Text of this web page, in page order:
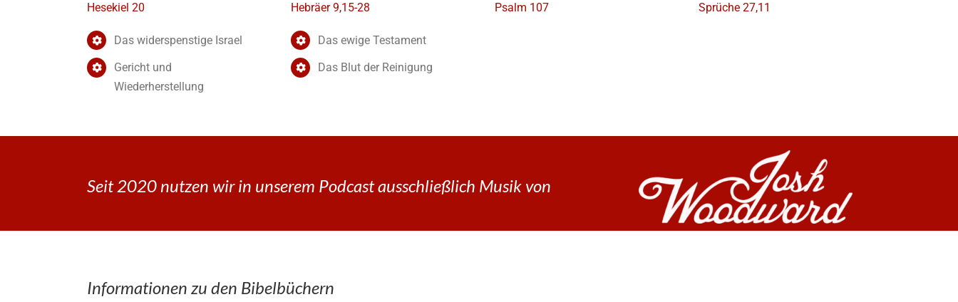
Hesekiel 20
Das widerspenstige Israel
Gericht und
Wiederherstellung
Hebräer 9,15-28
Das ewige Testament
Das Blut der Reinigung
Psalm 107 Sprüche 27,11
Seit 2020 nutzen wir in unserem Podcast ausschließlich Musik von
Informationen zu den Bibelbüchern